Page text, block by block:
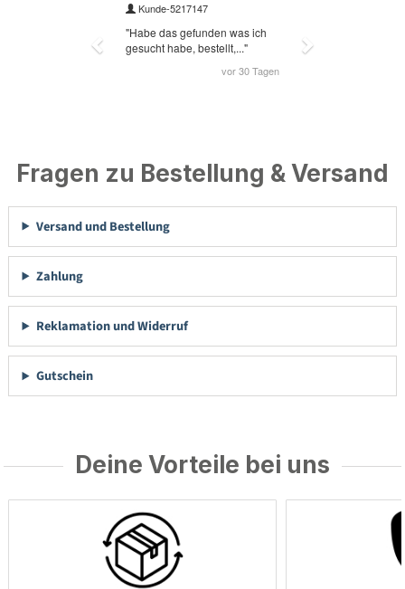
Fragen zu Bestellung & Versand
Versand und Bestellung
Zahlung
Reklamation und Widerruf
Gutschein
Deine Vorteile bei uns